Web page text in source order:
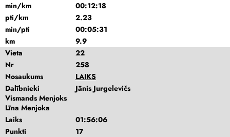
min/km
00:12:18
pti/km
2.23
min/pti
00:05:31
km
9.9
Vieta
22
Nr
258
Nosaukums
LAIKS
Dalībnieki
Jānis Jurgelevičs
Vismands Menjoks
Līna Menjoka
Laiks
01:56:06
Punkti
17